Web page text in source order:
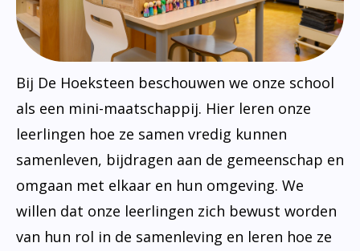
Bij De Hoeksteen beschouwen we onze school
als een mini-maatschappij. Hier leren onze
leerlingen hoe ze samen vredig kunnen
samenleven, bijdragen aan de gemeenschap en
omgaan met elkaar en hun omgeving. We
willen dat onze leerlingen zich bewust worden
van hun rol in de samenleving en leren hoe ze